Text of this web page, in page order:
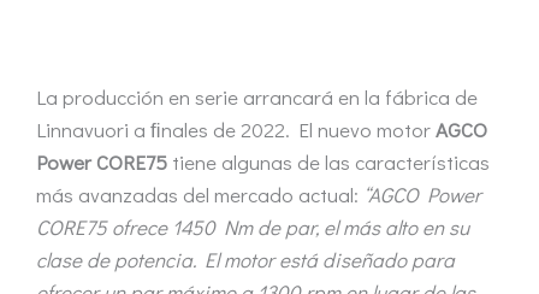
La producción en serie arrancará en la fábrica de
Linnavuori a ﬁnales de 2022. El nuevo motorAGCO
Power CORE75 tiene algunas de las características
más avanzadas del mercado actual: “AGCO Power
CORE75 ofrece 1450 Nm de par, el más alto en su
clase de potencia. El motor está diseñado para